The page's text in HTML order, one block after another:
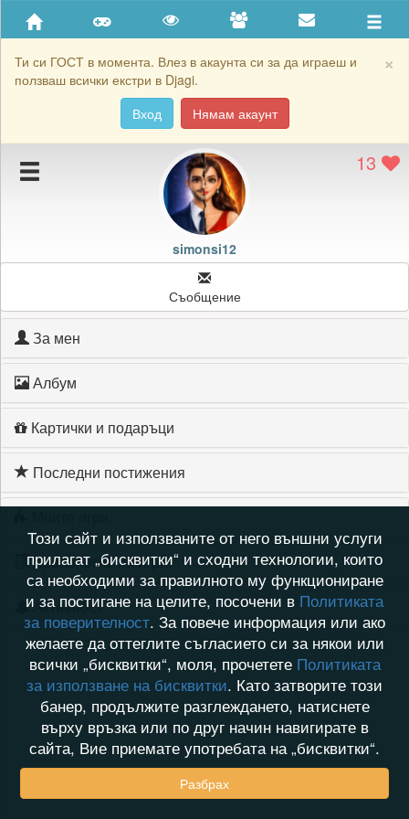
×
Ти си ГОСТ в момента. Влез в акаунта си за да играеш и
ползваш всички екстри в Djagi.
Вход
Нямам акаунт
Приятели
Хронология на игри
Подаръците на simonsi12
Картичките на simonsi12
13
simonsi12
Съобщение
За мен
Албум
Картички и подаръци
Последни постижения
Хронология на игри
Активност
Този сайт и използваните от него външни услуги
прилагат „бисквитки“ и сходни технологии, които
са необходими за правилното му функциониране
и за постигане на целите, посочени в Политиката
за поверителност. За повече информация или ако
желаете да оттеглите съгласието си за някои или
всички „бисквитки“, моля, прочетете Политиката
за използване на бисквитки. Като затворите този
банер, продължите разглеждането, натиснете
върху връзка или по друг начин навигирате в
сайта, Вие приемате употребата на „бисквитки“.
Разбрах